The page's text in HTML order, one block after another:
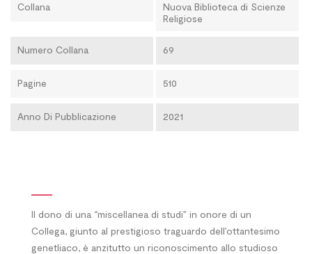
Collana
Nuova Biblioteca di Scienze
Religiose
Numero Collana 69
Pagine 510
Anno Di Pubblicazione 2021
Il dono di una “miscellanea di studi” in onore di un
Collega, giunto al prestigioso traguardo dell’ottantesimo
genetliaco, è anzitutto un riconoscimento allo studioso